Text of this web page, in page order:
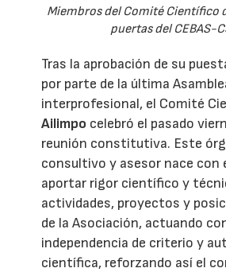
Miembros del Comité Científico
puertas del CEBAS-
Tras la aprobación de su
por parte de la última
interprofesional, el Comité
Ailimpo celebró el pasado
reunión constitutiva. Este
consultivo y asesor nace con
aportar rigor científico y
actividades, proyectos y
de la Asociación, actuando
independencia de criterio y
científica, reforzando así el